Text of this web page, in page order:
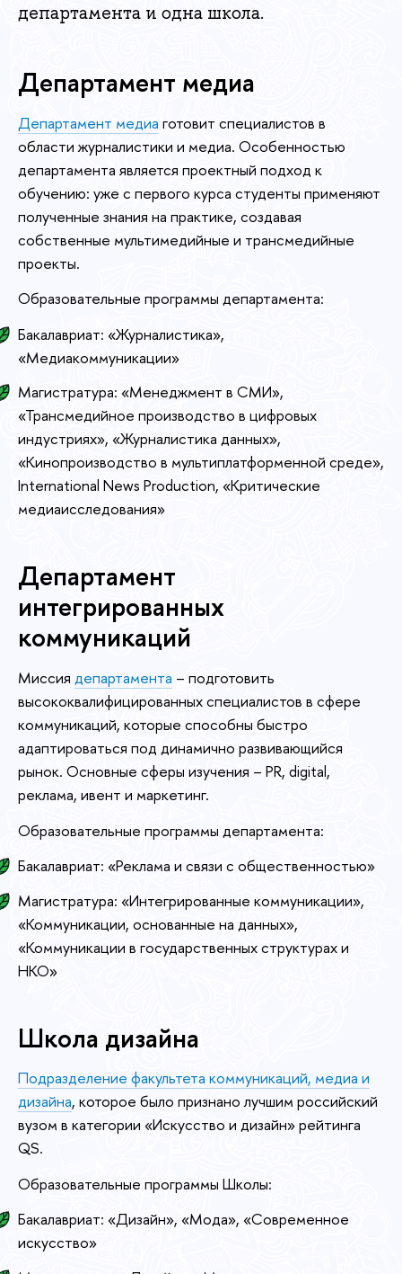
департамента и одна школа.
Департамент медиа
Департамент медиа готовит специалистов в
области журналистики и медиа. Особенностью
департамента является проектный подход к
обучению: уже с первого курса студенты применяют
полученные знания на практике, создавая
собственные мультимедийные и трансмедийные
проекты.
Образовательные программы департамента:
Бакалавриат: «Журналистика»,
«Медиакоммуникации»
Магистратура: «Менеджмент в СМИ»,
«Трансмедийное производство в цифровых
индустриях», «Журналистика данных»,
«Кинопроизводство в мультиплатформенной среде»,
International News Production, «Критические
медиаисследования»
Департамент
интегрированных
коммуникаций
Миссия департамента – подготовить
высококвалифицированных специалистов в сфере
коммуникаций, которые способны быстро
адаптироваться под динамично развивающийся
рынок. Основные сферы изучения – PR, digital,
реклама, ивент и маркетинг.
Образовательные программы департамента:
Бакалавриат: «Реклама и связи с общественностью»
Магистратура: «Интегрированные коммуникации»,
«Коммуникации, основанные на данных»,
«Коммуникации в государственных структурах и
НКО»
Школа дизайна
Подразделение факультета коммуникаций, медиа и
дизайна, которое было признано лучшим российский
вузом в категории «Искусство и дизайн» рейтинга
QS.
Образовательные программы Школы:
Бакалавриат: «Дизайн», «Мода», «Современное
искусство»